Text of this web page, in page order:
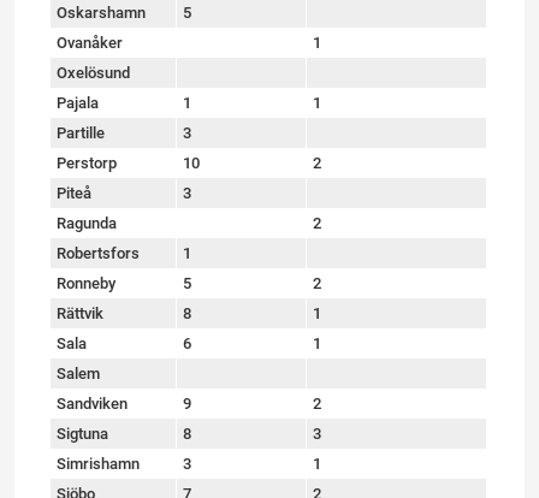
Oskarshamn
5
Ovanåker
1
Oxelösund
Pajala
1
1
Partille
3
Perstorp
10
2
Piteå
3
Ragunda
2
Robertsfors
1
Ronneby
5
2
Rättvik
8
1
Sala
6
1
Salem
Sandviken
9
2
Sigtuna
8
3
Simrishamn
3
1
Sjöbo
7 2